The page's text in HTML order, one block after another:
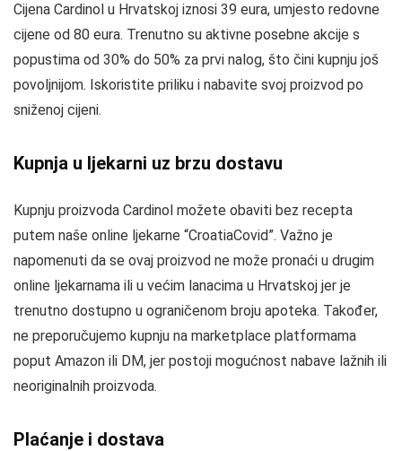
Cijena Cardinol u Hrvatskoj iznosi 39 eura, umjesto redovne
cijene od 80 eura. Trenutno su aktivne posebne akcije s
popustima od 30% do 50% za prvi nalog, što čini kupnju još
povoljnijom. Iskoristite priliku i nabavite svoj proizvod po
sniženoj cijeni.
Kupnja u ljekarni uz brzu dostavu
Kupnju proizvoda Cardinol možete obaviti bez recepta
putem naše online ljekarne “CroatiaCovid”. Važno je
napomenuti da se ovaj proizvod ne može pronaći u drugim
online ljekarnama ili u većim lanacima u Hrvatskoj jer je
trenutno dostupno u ograničenom broju apoteka. Također,
ne preporučujemo kupnju na marketplace platformama
poput Amazon ili DM, jer postoji mogućnost nabave lažnih ili
neoriginalnih proizvoda.
Plaćanje i dostava